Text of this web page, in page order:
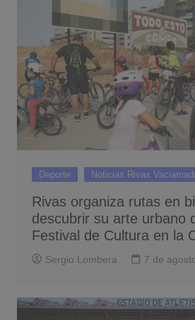
Deporte Noticias Rivas
Rivas organiza rutas en
descubrir su arte urbano
Festival de Cultura en la
Sergio Lombera 7 de